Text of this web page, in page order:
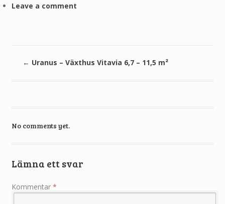
Leave a comment
← Uranus – Växthus Vitavia 6,7 – 11,5 m²
No comments yet.
Lämna ett svar
Kommentar *